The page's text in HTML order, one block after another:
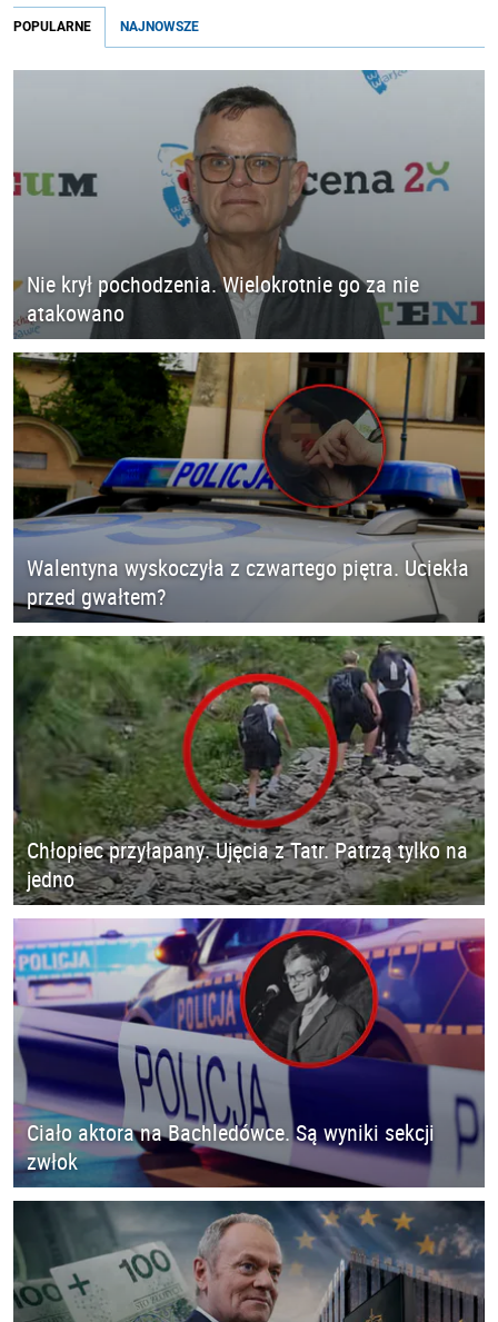
POPULARNE NAJNOWSZE
Nie krył pochodzenia. Wielokrotnie go za nie
atakowano
Walentyna wyskoczyła z czwartego piętra. Uciekła
przed gwałtem?
Chłopiec przyłapany. Ujęcia z Tatr. Patrzą tylko na
jedno
Ciało aktora na Bachledówce. Są wyniki sekcji
zwłok